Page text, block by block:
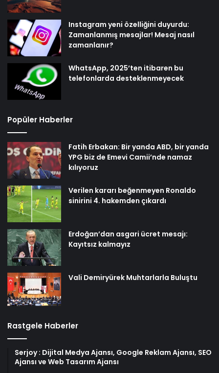
Instagram yeni özelliğini duyurdu:
Zamanlanmış mesajlar! Mesaj nasıl
zamanlanır?
WhatsApp, 2025’ten itibaren bu
telefonlarda desteklenmeyecek
Popüler Haberler
Fatih Erbakan: Bir yanda ABD, bir yanda
YPG biz de Emevi Camii’nde namaz
kılıyoruz
Verilen kararı beğenmeyen Ronaldo
sinirini 4. hakemden çıkardı
Erdoğan’dan asgari ücret mesajı:
Kayıtsız kalmayız
Vali Demiryürek Muhtarlarla Buluştu
Rastgele Haberler
Serjoy : Dijital Medya Ajansı, Google Reklam Ajansı, SEO
Ajansı ve Web Tasarım Ajansı